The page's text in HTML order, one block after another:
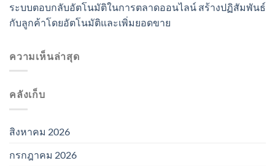
ระบบตอบกลับอัตโนมัติในการตลาดออนไลน์ สร้างปฏิสัมพันธ์
กับลูกค้าโดยอัตโนมัติและเพิ่มยอดขาย
ความเห็นล่าสุด
คลังเก็บ
สิงหาคม 2026
กรกฎาคม 2026